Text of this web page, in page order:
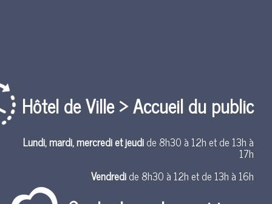
Hôtel de Ville > Accueil du public
Lundi, mardi, mercredi et jeudide 8h30 à 12h et de 13h à
17h
Vendredide 8h30 à 12h et de 13h à 16h